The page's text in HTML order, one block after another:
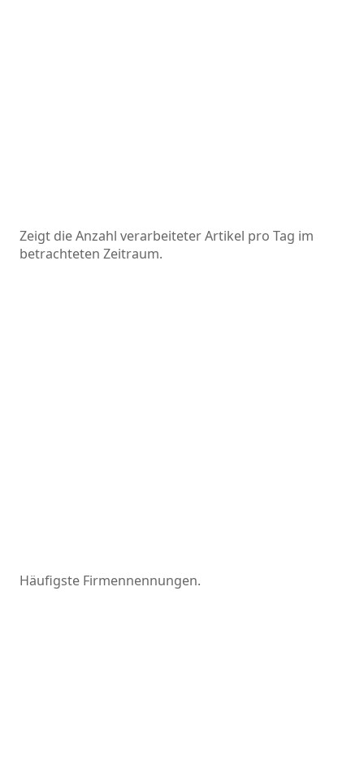
Zeigt die Anzahl verarbeiteter Artikel pro Tag im
betrachteten Zeitraum.
Häufigste Firmennennungen.